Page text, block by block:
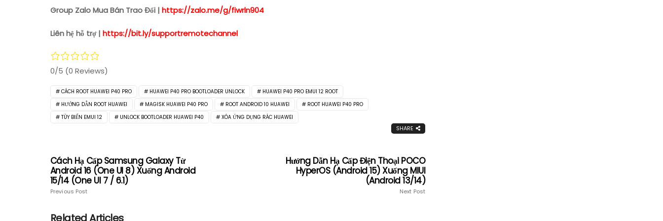
Group Zalo Mua Bán Trao Đổi | https://zalo.me/g/fiwrln904
Liên hệ hỗ trợ | https://bit.ly/supportremotechannel
0/5 (0 Reviews)
CÁCH ROOT HUAWEI P40 PRO HUAWEI P40 PRO BOOTLOADER UNLOCK
HUAWEI P40 PRO EMUI 12 ROOT
HƯỚNG DẪN ROOT HUAWEI
MAGISK HUAWEI P40 PRO ROOT ANDROID 10 HUAWEI
ROOT HUAWEI P40 PRO
TÙY BIẾN EMUI 12
UNLOCK BOOTLOADER HUAWEI P40 XÓA ỨNG DỤNG RÁC HUAWEI
SHARE
Cách Hạ Cấp Samsung Galaxy Từ
Android 16 (One UI 8) Xuống Android
15/14 (One UI 7 / 6.1)
Previous Post
Hướng Dẫn Hạ Cấp Điện Thoại POCO
HyperOS (Android 15) Xuống MIUI
(Android 13/14)
Next Post
Related Articles